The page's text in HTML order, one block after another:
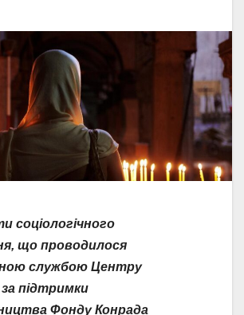
соціологічного
що проводилося
службою Центру
підтримки
Фонду Конрада